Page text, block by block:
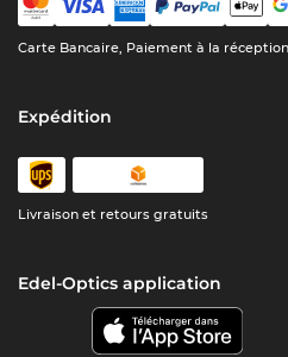
Carte Bancaire, Paiement à la
Expédition
Livraison et retours gratuits
Edel-Optics application